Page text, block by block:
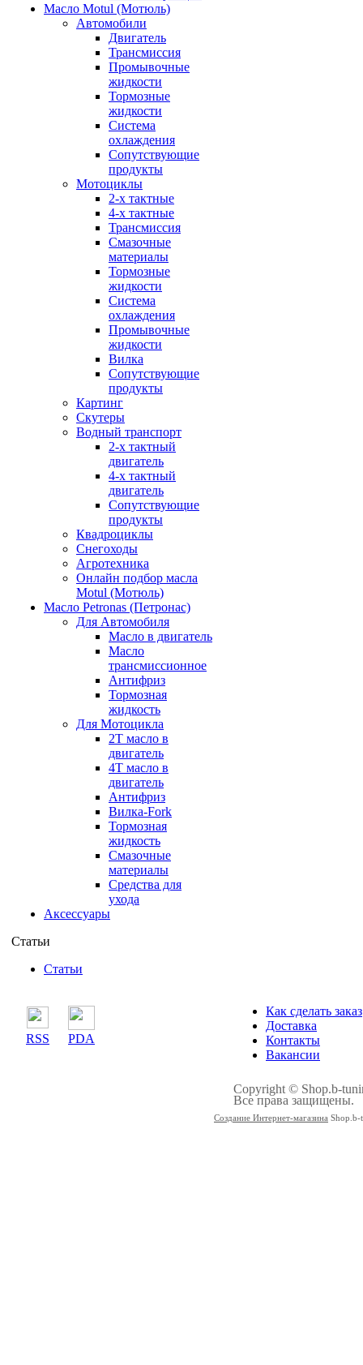
Масло Motul (Мотюль)
Автомобили
Двигатель
Трансмиссия
Промывочные
жидкости
Тормозные
жидкости
Система
охлаждения
Сопутствующие
продукты
Мотоциклы
2-х тактные
4-х тактные
Трансмиссия
Смазочные
материалы
Тормозные
жидкости
Система
охлаждения
Промывочные
жидкости
Вилка
Сопутствующие
продукты
Картинг
Скутеры
Водный транспорт
2-х тактный
двигатель
4-х тактный
двигатель
Сопутствующие
продукты
Квадроциклы
Снегоходы
Агротехника
Онлайн подбор масла
Motul (Мотюль)
Масло Petronas (Петронас)
Для Автомобиля
Масло в двигатель
Масло
трансмиссионное
Антифриз
Тормозная
жидкость
Для Мотоцикла
2Т масло в
двигатель
4Т масло в
двигатель
Антифриз
Вилка-Fork
Тормозная
жидкость
Смазочные
материалы
Средства для
ухода
Аксессуары
Статьи
Статьи
RSS PDA
Как сделать заказ
Доставка
Контакты
Вакансии
Copyright © Shop.b-
Все права защищены.
Создание Интернет-магазина Shop.b-